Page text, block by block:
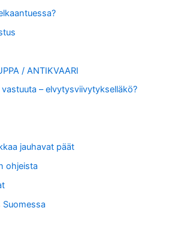
/ ANTIKVAARI
– elvytysviivytykselläkö?
jauhavat päät
ohjeista